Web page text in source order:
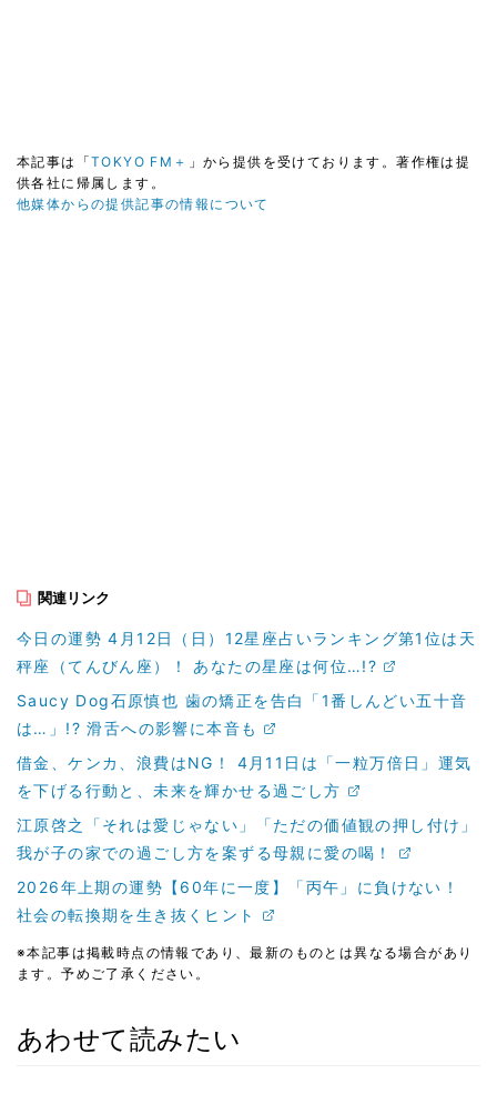
本記事は「TOKYO FM＋ 」から提供を受けております。著作権は提
供各社に帰属します。
他媒体からの提供記事の情報について
関連リンク
今日の運勢 4月12日（日）12星座占いランキング第1位は天
秤座（てんびん座）！ あなたの星座は何位…!?
Saucy Dog石原慎也 歯の矯正を告白「1番しんどい五十音
は…」!? 滑舌への影響に本音も
借金、ケンカ、浪費はNG！ 4月11日は「一粒万倍日」運気
を下げる行動と、未来を輝かせる過ごし方
江原啓之「それは愛じゃない」「ただの価値観の押し付け」
我が子の家での過ごし方を案ずる母親に愛の喝！
2026年上期の運勢【60年に一度】「丙午」に負けない！
社会の転換期を生き抜くヒント
※本記事は掲載時点の情報であり、最新のものとは異なる場合があり
ます。予めご了承ください。
あわせて読みたい